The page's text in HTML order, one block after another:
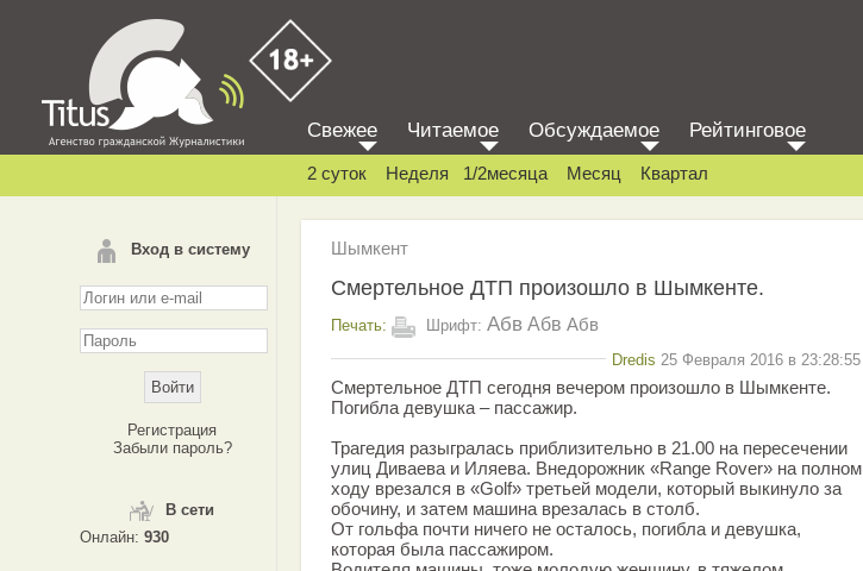
Вход в систему
Регистрация
Забыли пароль?
В сети
Онлайн: 930
Свежее Читаемое Обсуждаемое Рейтинговое
2 суток Неделя 1/2месяца Месяц Квартал
Шымкент
Смертельное ДТП произошло в Шымкенте.
Печать: Шрифт: Абв Абв Абв
Dredis 25 Февраля 2016 в 23:28:55
Смертельное ДТП сегодня вечером произошло в Шымкенте.
Погибла девушка – пассажир.
Трагедия разыгралась приблизительно в 21.00 на пересечении
улиц Диваева и Иляева. Внедорожник «Range Rover» на полном
ходу врезался в «Golf» третьей модели, который выкинуло за
обочину, и затем машина врезалась в столб.
От гольфа почти ничего не осталось, погибла и девушка,
которая была пассажиром.